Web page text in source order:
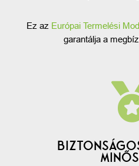
Ez az Európai Termelési
garantálja a